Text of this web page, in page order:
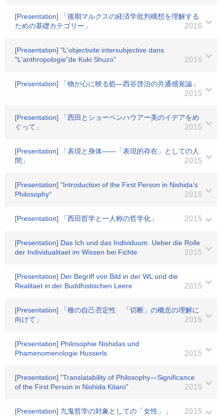
[Presentation] 「後期マルクスの経済学批判構想を理解する
ための基礎カテゴリー」
2016
[Presentation] "L'objectivite intersubjective dans
"L'anthropologie"de Kuki Shuzo"
2016
[Presentation] 「物が心に映る処―西谷啓治の共通感覚論」
2015
[Presentation] 「西田とショーペンハウアー美のイデアをめ
ぐって」
2015
[Presentation] 「表現と身体――「表現的存在」としての人
間」
2015
[Presentation] "Introduction of the First Person in Nishida’s
Philosophy"
2015
[Presentation] 「西田哲学と一人称の哲学化」 2015
[Presentation] Das Ich und das Individuum. Ueber die Rolle
der Individualitaet im Wissen bei Fichte
2015
[Presentation] Der Begriff von Bild in der WL und die
Realitaet in der Buddhistischen Leere
2015
[Presentation] 「種の自己否定性 「切断」の概念の理解に
向けて」
2015
[Presentation] Philosophie Nishidas und
Phamenomenologie Husserls
2015
[Presentation] "Translatability of Philosophy―Significance
of the First Person in Nishida Kitaro"
2015
[Presentation] 九鬼哲学の対象としての「女性」」 2015